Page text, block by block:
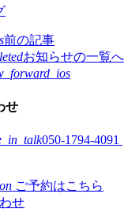
前の記事
お知らせの一覧へ
せ
050-1794-4091
ご予約はこちら
せ